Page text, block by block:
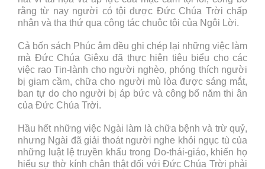
rằng từ nay người có tội được Đức Chúa Trời chấp
nhận và tha thứ qua công tác chuộc tội của Ngôi Lời.
Cả bốn sách Phúc âm đều ghi chép lại những việc làm
mà Đức Chúa Giêxu đã thực hiện tiêu biểu cho các
việc rao Tin-lành cho người nghèo, phóng thích người
bị giam cầm, chữa cho người mù lòa được sáng mắt,
ban tự do cho người bị áp bức và công bố năm thi ân
của Đức Chúa Trời.
Hầu hết những việc Ngài làm là chữa bệnh và trừ quỷ,
nhưng Ngài đã giải thoát người nghe khỏi ngục tù của
những luật lệ truyền khẩu trong Do-thái-giáo, khiến họ
hiểu sự thờ kính chân thật đối với Đức Chúa Trời phải